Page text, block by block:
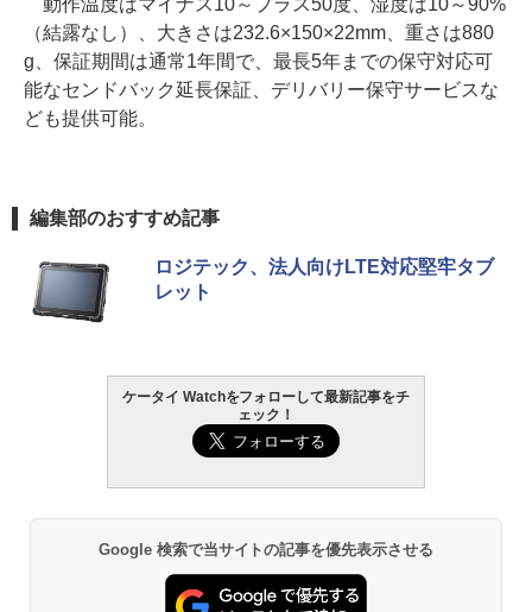
動作温度はマイナス10～プラス50度、湿度は10～90%
（結露なし）、大きさは232.6×150×22mm、重さは880
g、保証期間は通常1年間で、最長5年までの保守対応可
能なセンドバック延長保証、デリバリー保守サービスな
ども提供可能。
編集部のおすすめ記事
ロジテック、法人向けLTE対応堅牢タブ
レット
ケータイ Watchをフォローして最新記事をチ
ェック！
Google 検索で当サイトの記事を優先表示させる